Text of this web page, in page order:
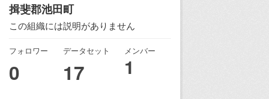
揖斐郡池田町
この組織には説明がありません
フォロワー
0
データセット
17
メンバー
1